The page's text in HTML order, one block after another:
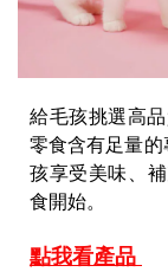
給毛孩挑選高
零食含有足量
孩享受美味、
食開始。
點我看產品